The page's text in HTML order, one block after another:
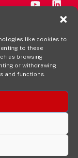
like cookies to
to these
as browsing
or withdrawing
and functions.